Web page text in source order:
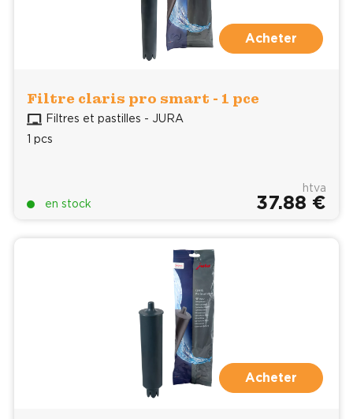
Acheter
Filtre claris pro smart - 1 pce
Filtres et pastilles - JURA
1 pcs
en stock
htva
37.88 €
Acheter